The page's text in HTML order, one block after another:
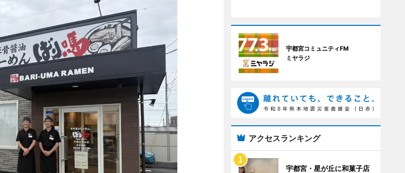
宇都宮コミュニティFM
ミヤラジ
アクセスランキング
宇都宮・星が丘に和菓子店